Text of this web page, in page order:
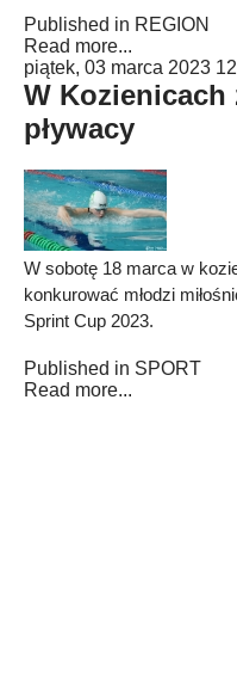
Published in REGION
Read more...
piątek, 03 marca 2023
W Kozienicach
pływacy
W sobotę 18 marca w
konkurować młodzi
Sprint Cup 2023.
Published in SPORT
Read more...